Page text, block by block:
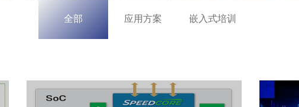
全部 应用方案 嵌入式培训